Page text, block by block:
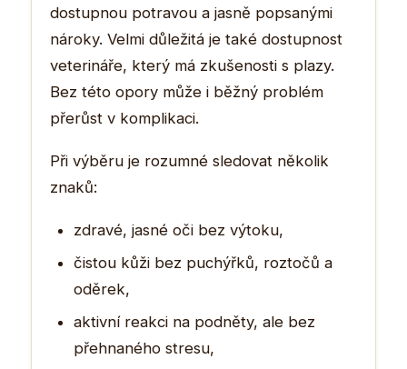
dostupnou potravou a jasně popsanými
nároky. Velmi důležitá je také dostupnost
veterináře, který má zkušenosti s plazy.
Bez této opory může i běžný problém
přerůst v komplikaci.
Při výběru je rozumné sledovat několik
znaků:
zdravé, jasné oči bez výtoku,
čistou kůži bez puchýřků, roztočů a
oděrek,
aktivní reakci na podněty, ale bez
přehnaného stresu,